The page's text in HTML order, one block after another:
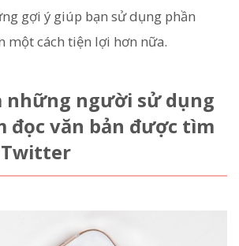
gợi ý giúp bạn sử dụng phần
một cách tiện lợi hơn nữa.
những người sử dụng
đọc văn bản được tìm